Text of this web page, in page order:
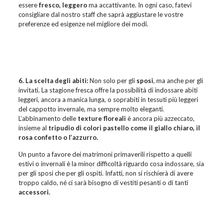
esserefresco, leggeroma accattivante. In ogni caso, fatevi
consigliare dal nostro staff che saprà aggiustare le vostre
preferenze ed esigenze nel migliore dei modi.
6. La scelta degli abiti:Non solo per gli sposi, ma anche per gli
invitati. La stagione fresca offre la possibilità di indossare abiti
leggeri, ancora a manica lunga, o soprabiti in tessuti più leggeri
del cappotto invernale, ma sempre molto eleganti.
L’abbinamento delle texture floreali è ancora più azzeccato,
insieme al tripudio di colori pastello come il giallo chiaro, il
rosa confetto o l’azzurro.
Un punto a favore dei matrimoni primaverili rispetto a quelli
estivi o invernali è la minor difficoltà riguardo cosa indossare, sia
per gli sposi che per gli ospiti. Infatti, non si rischierà di avere
troppo caldo, né ci sarà bisogno di vestiti pesanti o di tanti
accessori.